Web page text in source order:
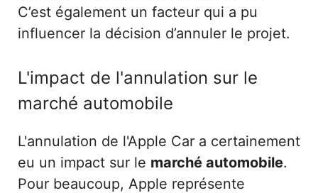
C’est également un facteur qui a pu
influencer la décision d’annuler le projet.
L'impact de l'annulation sur le
marché automobile
L'annulation de l'Apple Car a certainement
eu un impact sur le marché automobile.
Pour beaucoup, Apple représente